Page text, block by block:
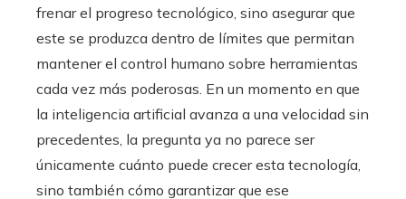
frenar el progreso tecnológico, sino asegurar que
este se produzca dentro de límites que permitan
mantener el control humano sobre herramientas
cada vez más poderosas. En un momento en que
la inteligencia artificial avanza a una velocidad sin
precedentes, la pregunta ya no parece ser
únicamente cuánto puede crecer esta tecnología,
sino también cómo garantizar que ese